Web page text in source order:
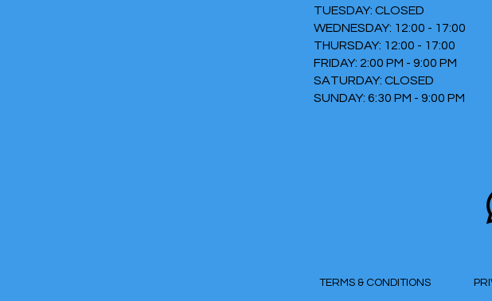
TUESDAY: CLOSED
WEDNESDAY: 12:00 - 17:00
THURSDAY: 12:00 - 17:00
FRIDAY: 2:00 PM - 9:00 PM
SATURDAY: CLOSED
SUNDAY: 6:30 PM - 9:00 PM
TERMS & CONDITIONS